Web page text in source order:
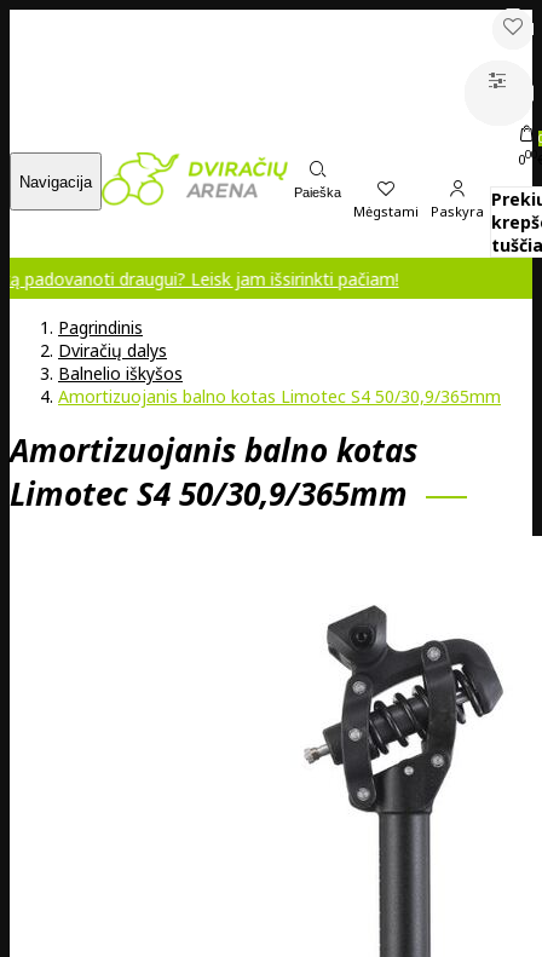
Navigacija
Paieška
Mėgstami Paskyra
000
draugui? Leisk jam išsirinkti pačiam!
Pagrindinis
Dviračių dalys
Balnelio iškyšos
Amortizuojanis balno kotas Limotec S4 50/30,9/365mm
Amortizuojanis balno kotas
Limotec S4 50/30,9/365mm